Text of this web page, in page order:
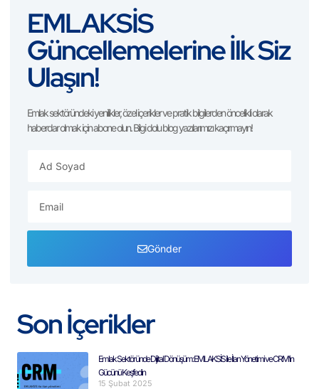
EMLAKSİS
Güncellemelerine İlk Siz
Ulaşın!
Emlak sektöründeki yenilikler, özel içerikler ve pratik bilgilerden öncelikli olarak
haberdar olmak için abone olun. Bilgi dolu blog yazılarımızı kaçırmayın!
Gönder
Son İçerikler
Emlak Sektöründe Dijital Dönüşüm: EMLAKSİS ile İlan Yönetimi ve CRM’in
Gücünü Keşfedin
15 Şubat 2025